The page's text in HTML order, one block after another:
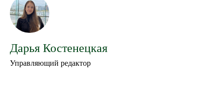
Дарья Костенецкая
Управляющий редактор